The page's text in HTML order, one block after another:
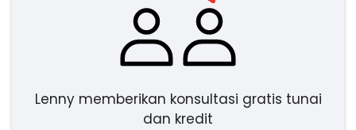
Lenny memberikan konsultasi gratis tunai
dan kredit